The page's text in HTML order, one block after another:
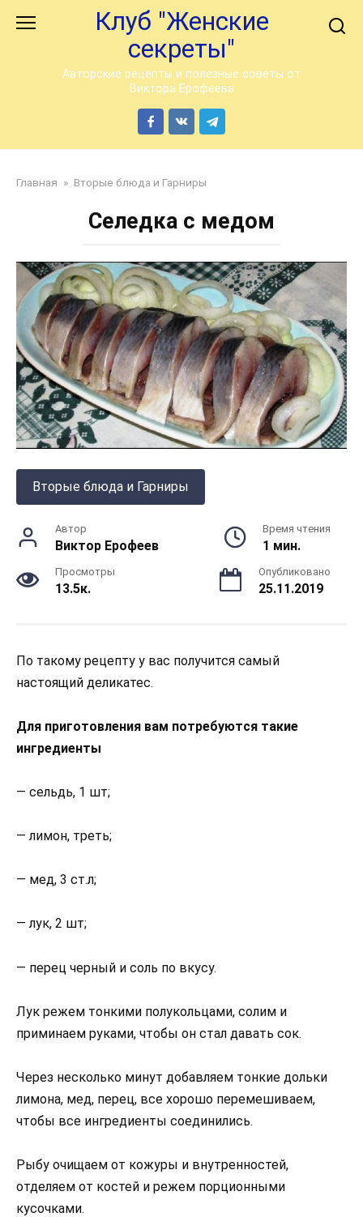
Клуб "Женские
секреты"
Авторские рецепты и полезные советы от
Виктора Ерофеева
Главная » Вторые блюда и Гарниры
Селедка с медом
Вторые блюда и Гарниры
Автор
Виктор Ерофеев
Время чтения
1 мин.
Просмотры
13.5к.
Опубликовано
25.11.2019
По такому рецепту у вас получится самый
настоящий деликатес.
Для приготовления вам потребуются такие
ингредиенты
— сельдь, 1 шт;
— лимон, треть;
— мед, 3 ст.л;
— лук, 2 шт;
— перец черный и соль по вкусу.
Лук режем тонкими полукольцами, солим и
приминаем руками, чтобы он стал давать сок.
Через несколько минут добавляем тонкие дольки
лимона, мед, перец, все хорошо перемешиваем,
чтобы все ингредиенты соединились.
Рыбу очищаем от кожуры и внутренностей,
отделяем от костей и режем порционными
кусочками.